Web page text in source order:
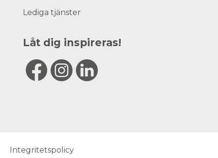
Lediga tjänster
Låt dig inspireras!
Integritetspolicy